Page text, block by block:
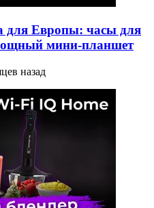
для Европы: часы для
мини-планшет
назад